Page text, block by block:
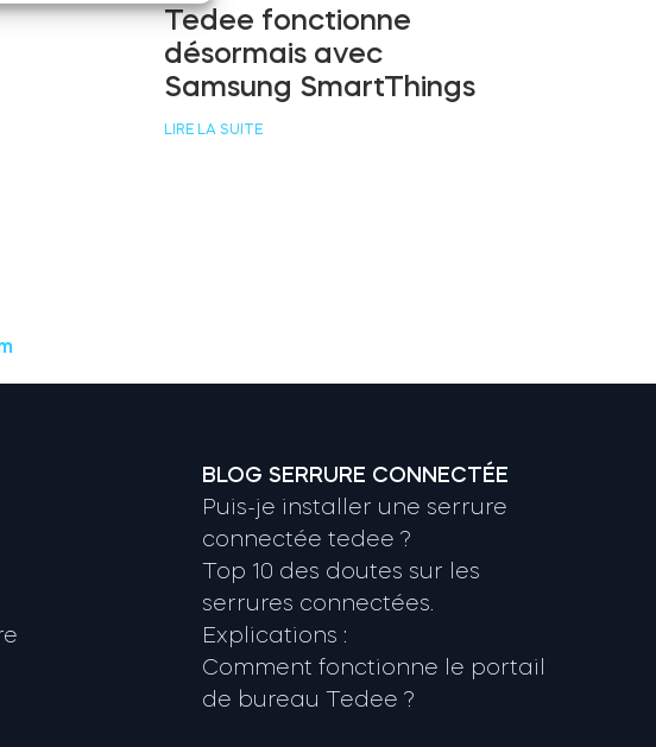
Tedee fonctionne
désormais avec
Samsung SmartThings
LIRE LA SUITE
BLOG SERRURE CONNECTÉE
Puis-je installer une serrure
connectée tedee ?
Top 10 des doutes sur les
serrures connectées.
Explications :
Comment fonctionne le portail
de bureau Tedee ?